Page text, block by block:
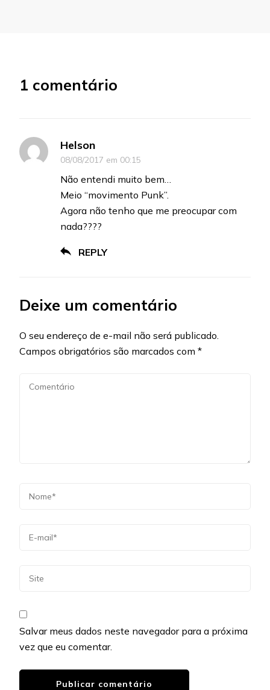
1 comentário
Helson
08/08/2017 em 00:15
Não entendi muito bem…
Meio “movimento Punk”.
Agora não tenho que me preocupar com
nada????
REPLY
Deixe um comentário
O seu endereço de e-mail não será publicado.
Campos obrigatórios são marcados com *
Salvar meus dados neste navegador para a próxima
vez que eu comentar.